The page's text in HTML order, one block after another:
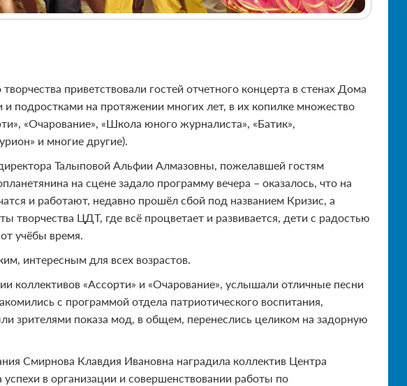
приветствовали гостей отчетного концерта в стенах Дома
подростками на протяжении многих лет, в их копилке множество
«Очарование», «Школа юного журналиста», «Батик»,
и многие другие).
Талыповой Альфии Алмазовны, пожелавшей гостям
на сцене задало программу вечера – оказалось, что на
и работают, недавно прошёл сбой под названием Кризис, а
творчества ЦДТ, где всё процветает и развивается, дети с радостью
учёбы время.
интересным для всех возрастов.
коллективов «Ассорти» и «Очарование», услышали отличные песни
с программой отдела патриотического воспитания,
зрителями показа мод, в общем, перенеслись целиком на задорную
Смирнова Клавдия Ивановна наградила коллектив Центра
в организации и совершенствовании работы по